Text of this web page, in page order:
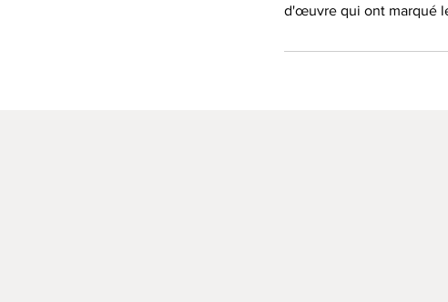
d'œuvre qui ont marqué